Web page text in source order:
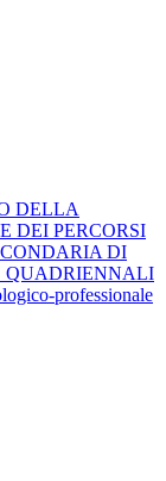
DELLA
DEI PERCORSI
DI
QUADRIENNALI
professionale